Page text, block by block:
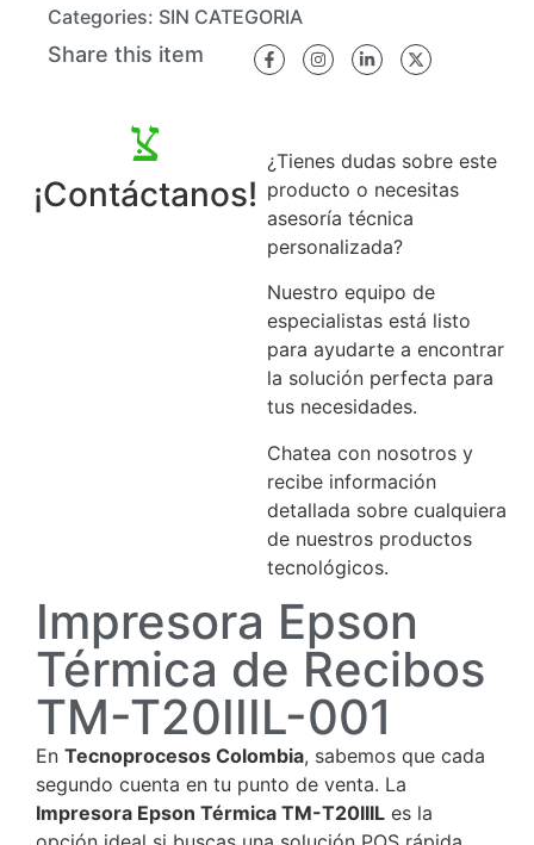
¡Contáctanos!
¿Tienes dudas sobre este
producto o necesitas
asesoría técnica
personalizada?
Nuestro equipo de
especialistas está listo
para ayudarte a encontrar
la solución perfecta para
tus necesidades.
Chatea con nosotros y
recibe información
detallada sobre cualquiera
de nuestros productos
tecnológicos.
Impresora Epson
Térmica de Recibos
TM-T20IIIL-001
En Tecnoprocesos Colombia, sabemos que cada
segundo cuenta en tu punto de venta. La
Impresora Epson Térmica TM-T20IIIL es la
Categories: SIN CATEGORIA
Share this item